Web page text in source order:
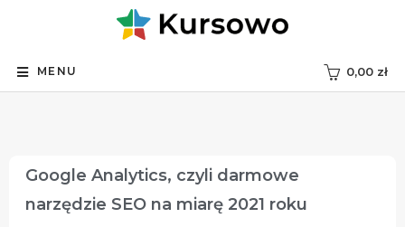
MENU 0,00 zł
Google Analytics, czyli darmowe
narzędzie SEO na miarę 2021 roku